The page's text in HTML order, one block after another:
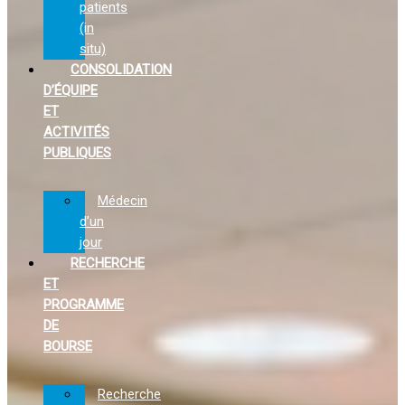
patients
(in
situ)
CONSOLIDATION
D’ÉQUIPE
ET
ACTIVITÉS
PUBLIQUES
Médecin
d’un
jour
RECHERCHE
ET
PROGRAMME
DE
BOURSE
Recherche